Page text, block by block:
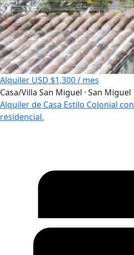
Alquiler USD $1,300 / mes
Casa/Villa San Miguel · San Miguel
Alquiler de Casa Estilo Colonial
residencial.